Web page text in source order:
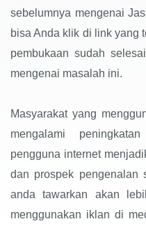
sebelumnya mengenai
bisa Anda klik di link yang
pembukaan sudah
mengenai masalah ini.
Masyarakat yang
mengalami
pengguna internet
dan prospek pengenalan
anda tawarkan akan
menggunakan iklan di